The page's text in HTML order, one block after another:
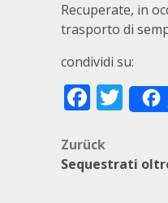
Recuperate, in
trasporto di
condividi su:
Zurück
Sequestrati